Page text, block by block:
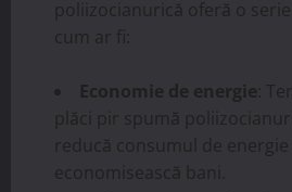
poliizocianurică oferă o serie
cum ar fi:
Economie de energie :
plăci pir spumă
reducă consumul de energie
economisească bani.